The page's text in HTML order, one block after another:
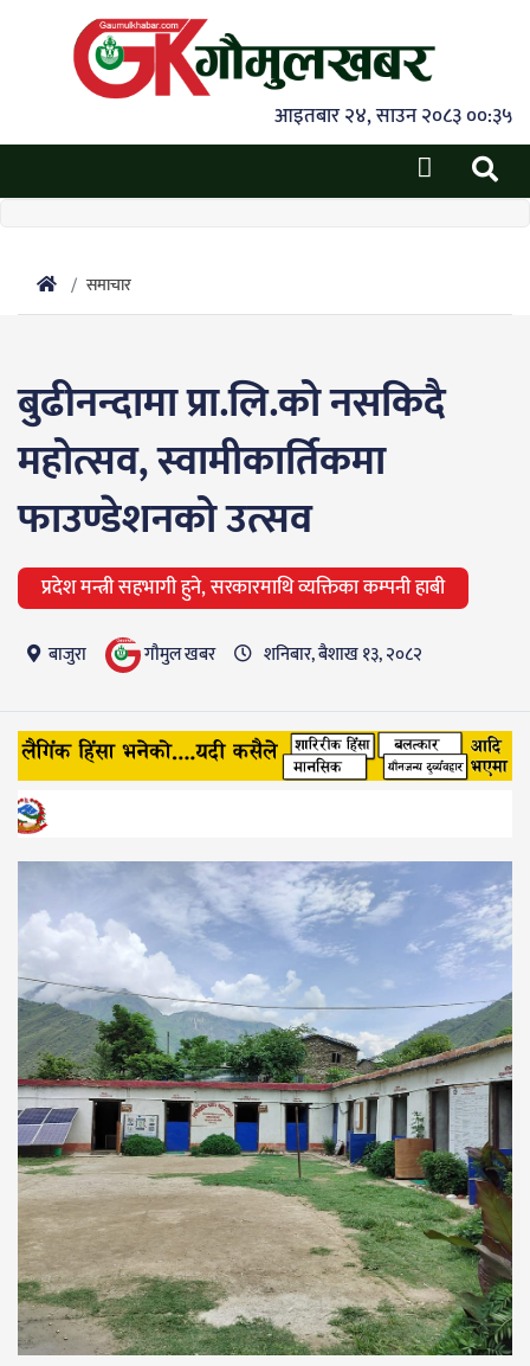
आइतबार २४, साउन २०८३ ००:३५
समाचार
बुढीनन्दामा प्रा.लि.को नसकिदै
महोत्सव, स्वामीकार्तिकमा
फाउण्डेशनको उत्सव
प्रदेश मन्त्री सहभागी हुने, सरकारमाथि व्यक्तिका कम्पनी हाबी
बाजुरा गाैमुल खबर शनिबार, बैशाख १३, २०८२